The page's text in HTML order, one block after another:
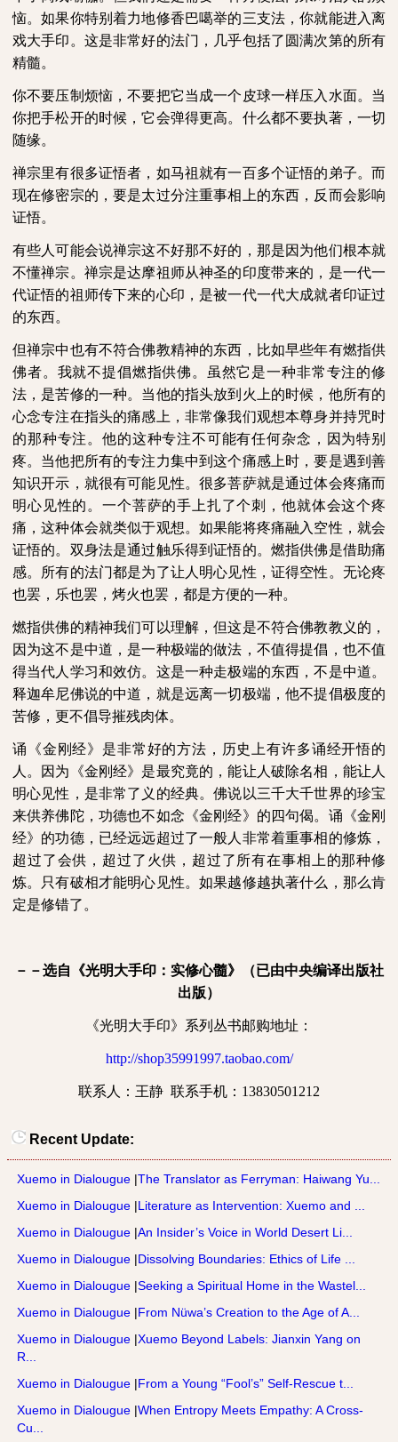
恼。如果你特别着力地修香巴噶举的三支法，你就能进入离
戏大手印。这是非常好的法门，几乎包括了圆满次第的所有
精髓。
你不要压制烦恼，不要把它当成一个皮球一样压入水面。当
你把手松开的时候，它会弹得更高。什么都不要执著，一切
随缘。
禅宗里有很多证悟者，如马祖就有一百多个证悟的弟子。而
现在修密宗的，要是太过分注重事相上的东西，反而会影响
证悟。
有些人可能会说禅宗这不好那不好的，那是因为他们根本就
不懂禅宗。禅宗是达摩祖师从神圣的印度带来的，是一代一
代证悟的祖师传下来的心印，是被一代一代大成就者印证过
的东西。
但禅宗中也有不符合佛教精神的东西，比如早些年有燃指供
佛者。我就不提倡燃指供佛。虽然它是一种非常专注的修
法，是苦修的一种。当他的指头放到火上的时候，他所有的
心念专注在指头的痛感上，非常像我们观想本尊身并持咒时
的那种专注。他的这种专注不可能有任何杂念，因为特别
疼。当他把所有的专注力集中到这个痛感上时，要是遇到善
知识开示，就很有可能见性。很多菩萨就是通过体会疼痛而
明心见性的。一个菩萨的手上扎了个刺，他就体会这个疼
痛，这种体会就类似于观想。如果能将疼痛融入空性，就会
证悟的。双身法是通过触乐得到证悟的。燃指供佛是借助痛
感。所有的法门都是为了让人明心见性，证得空性。无论疼
也罢，乐也罢，烤火也罢，都是方便的一种。
燃指供佛的精神我们可以理解，但这是不符合佛教教义的，
因为这不是中道，是一种极端的做法，不值得提倡，也不值
得当代人学习和效仿。这是一种走极端的东西，不是中道。
释迦牟尼佛说的中道，就是远离一切极端，他不提倡极度的
苦修，更不倡导摧残肉体。
诵《金刚经》是非常好的方法，历史上有许多诵经开悟的
人。因为《金刚经》是最究竟的，能让人破除名相，能让人
明心见性，是非常了义的经典。佛说以三千大千世界的珍宝
来供养佛陀，功德也不如念《金刚经》的四句偈。诵《金刚
经》的功德，已经远远超过了一般人非常着重事相的修炼，
超过了会供，超过了火供，超过了所有在事相上的那种修
炼。只有破相才能明心见性。如果越修越执著什么，那么肯
定是修错了。
－－选自《光明大手印：实修心髓》（已由中央编译出版社
出版）
《光明大手印》系列丛书邮购地址：
http://shop35991997.taobao.com/
联系人：王静 联系手机： 13830501212
Recent Update:
Xuemo in Dialougue |The Translator as Ferryman: Haiwang Yu...
Xuemo in Dialougue |Literature as Intervention: Xuemo and ...
Xuemo in Dialougue |An Insider’s Voice in World Desert Li...
Xuemo in Dialougue |Dissolving Boundaries: Ethics of Life ...
Xuemo in Dialougue |Seeking a Spiritual Home in the Wastel...
Xuemo in Dialougue |From Nüwa’s Creation to the Age of A...
Xuemo in Dialougue |Xuemo Beyond Labels: Jianxin Yang on
R...
Xuemo in Dialougue |From a Young “Fool’s” Self-Rescue t...
Xuemo in Dialougue |When Entropy Meets Empathy: A Cross-
Cu...